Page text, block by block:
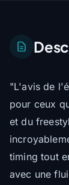
"L'avis de
pour ceux
et du
timing tout
avec une